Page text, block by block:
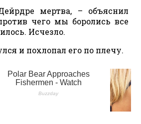
мертва, – объяснил
чего мы боролись все
Исчезло.
и похлопал его по плечу.